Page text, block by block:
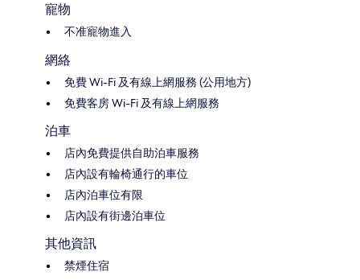
寵物
不准寵物進入
網絡
免費 Wi-Fi 及有線上網服務 (公用地方)
免費客房 Wi-Fi 及有線上網服務
泊車
店內免費提供自助泊車服務
店內設有輪椅通行的車位
店內泊車位有限
店內設有街邊泊車位
其他資訊
禁煙住宿